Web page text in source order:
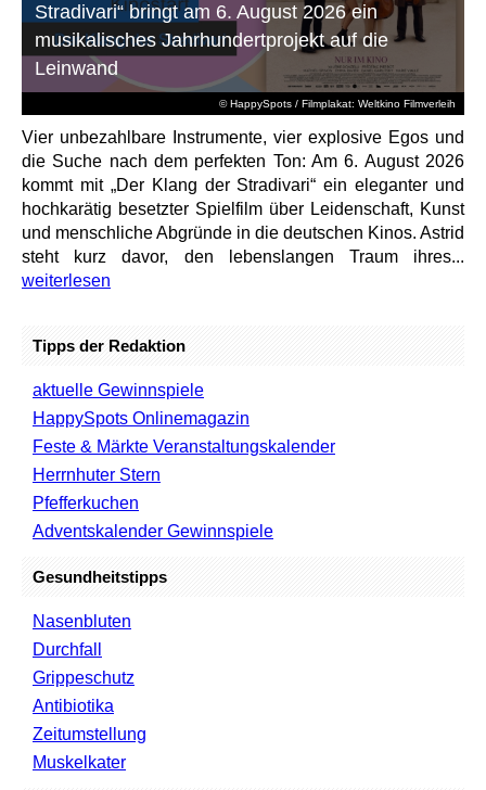
© HappySpots / Filmplakat: Weltkino Filmverleih
Stradivari“ bringt am 6. August 2026 ein
musikalisches Jahrhundertprojekt auf die
Leinwand
Vier unbezahlbare Instrumente, vier explosive Egos und
die Suche nach dem perfekten Ton: Am 6. August 2026
kommt mit „Der Klang der Stradivari“ ein eleganter und
hochkarätig besetzter Spielfilm über Leidenschaft, Kunst
und menschliche Abgründe in die deutschen Kinos. Astrid
steht kurz davor, den lebenslangen Traum ihres...
weiterlesen
Tipps der Redaktion
aktuelle Gewinnspiele
HappySpots Onlinemagazin
Feste & Märkte Veranstaltungskalender
Herrnhuter Stern
Pfefferkuchen
Adventskalender Gewinnspiele
Gesundheitstipps
Nasenbluten
Durchfall
Grippeschutz
Antibiotika
Zeitumstellung
Muskelkater